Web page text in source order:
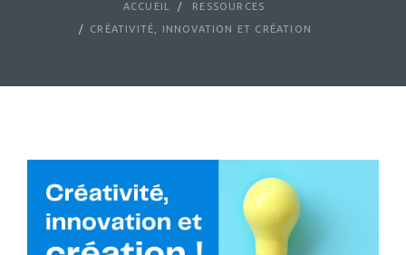
ACCUEIL RESSOURCES
CRÉATIVITÉ, INNOVATION ET CRÉATION